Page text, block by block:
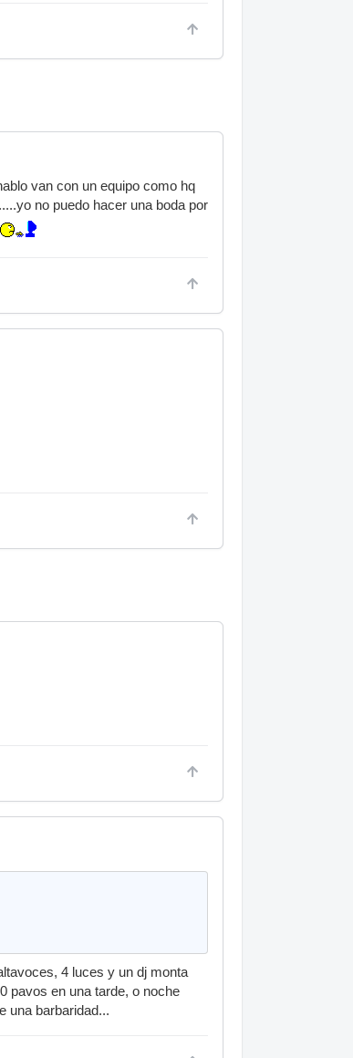
van con un equipo como hq
no puedo hacer una boda por
4 luces y un dj monta
pavos en una tarde, o noche
una barbaridad...